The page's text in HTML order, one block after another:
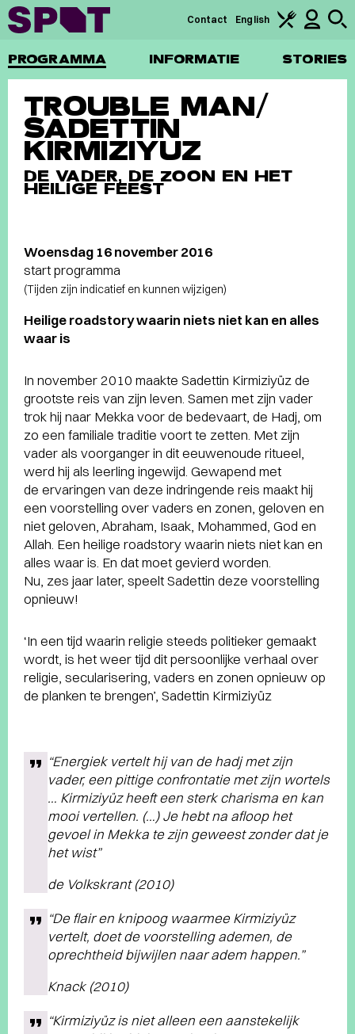
PROGRAMMA INFORMATIE STORIES
Contact English
TROUBLE MAN/
SADETTIN
KIRMIZIYUZ
DE VADER, DE ZOON EN HET
HEILIGE FEEST
Woensdag 16 november 2016
start programma
(Tijden zijn indicatief en kunnen wijzigen)
Heilige roadstory waarin niets niet kan en alles
waar is
In november 2010 maakte Sadettin Kirmiziyüz de
grootste reis van zijn leven. Samen met zijn vader
trok hij naar Mekka voor de bedevaart, de Hadj, om
zo een familiale traditie voort te zetten. Met zijn
vader als voorganger in dit eeuwenoude ritueel,
werd hij als leerling ingewijd. Gewapend met
de ervaringen van deze indringende reis maakt hij
een voorstelling over vaders en zonen, geloven en
niet geloven, Abraham, Isaak, Mohammed, God en
Allah. Een heilige roadstory waarin niets niet kan en
alles waar is. En dat moet gevierd worden.
Nu, zes jaar later, speelt Sadettin deze voorstelling
opnieuw!
‘In een tijd waarin religie steeds politieker gemaakt
wordt, is het weer tijd dit persoonlijke verhaal over
religie, secularisering, vaders en zonen opnieuw op
de planken te brengen’, Sadettin Kirmiziyüz
“Energiek vertelt hij van de hadj met zijn
vader, een pittige confrontatie met zijn wortels
… Kirmiziyüz heeft een sterk charisma en kan
mooi vertellen. (…) Je hebt na afloop het
gevoel in Mekka te zijn geweest zonder dat je
het wist”
de Volkskrant (2010)
“De flair en knipoog waarmee Kirmiziyüz
vertelt, doet de voorstelling ademen, de
oprechtheid bijwijlen naar adem happen.”
Knack (2010)
“Kirmiziyüz is niet alleen een aanstekelijk